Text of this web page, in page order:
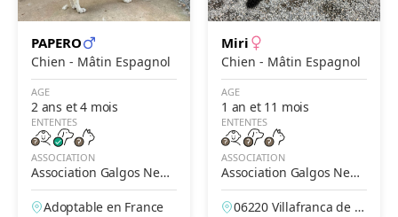
PAPERO
Chien - Mâtin Espagnol
AGE
2 ans et 4 mois
ENTENTES
ASSOCIATION
Association Galgos New
Life
Adoptable en France
Miri
Chien - Mâtin Espagnol
AGE
1 an et 11 mois
ENTENTES
ASSOCIATION
Association Galgos New
Life
06220 Villafranca de lo